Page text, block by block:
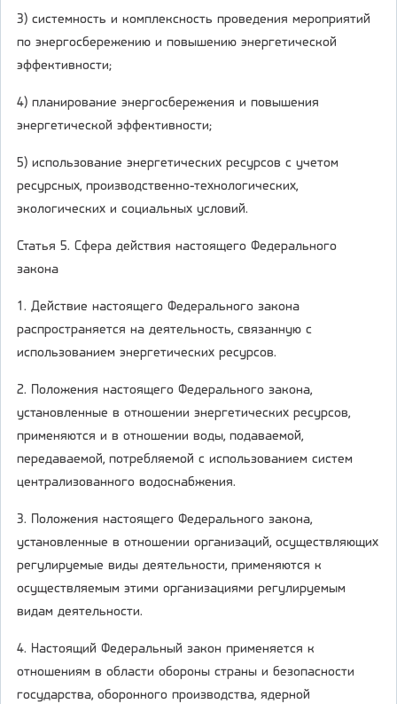
3) системность и комплексность проведения мероприятий
по энергосбережению и повышению энергетической
эффективности;
4) планирование энергосбережения и повышения
энергетической эффективности;
5) использование энергетических ресурсов с учетом
ресурсных, производственно-технологических,
экологических и социальных условий.
Статья 5. Сфера действия настоящего Федерального
закона
1. Действие настоящего Федерального закона
распространяется на деятельность, связанную с
использованием энергетических ресурсов.
2. Положения настоящего Федерального закона,
установленные в отношении энергетических ресурсов,
применяются и в отношении воды, подаваемой,
передаваемой, потребляемой с использованием систем
централизованного водоснабжения.
3. Положения настоящего Федерального закона,
установленные в отношении организаций, осуществляющих
регулируемые виды деятельности, применяются к
осуществляемым этими организациями регулируемым
видам деятельности.
4. Настоящий Федеральный закон применяется к
отношениям в области обороны страны и безопасности
государства, оборонного производства, ядерной